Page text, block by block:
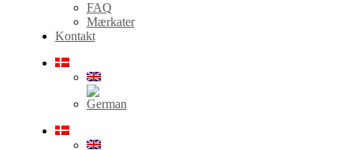
FAQ
Mærkater
Kontakt